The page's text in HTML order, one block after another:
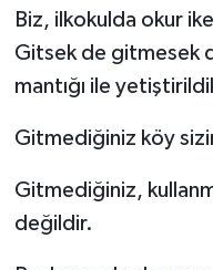
Biz, ilkokulda okur
Gitsek de gitmesek
mantığı ile
Gitmediğiniz köy
Gitmediğiniz,
değildir.